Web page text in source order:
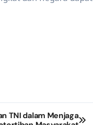
TNI dalam Menjaga